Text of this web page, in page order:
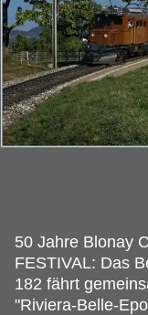
50 Jahre Blonay
FESTIVAL: Das
182 fährt
"Riviera-Belle-